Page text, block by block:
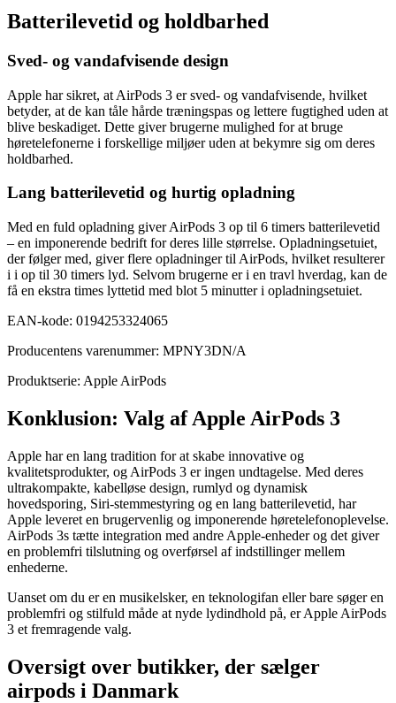
Batterilevetid og holdbarhed
Sved- og vandafvisende design
Apple har sikret, at AirPods 3 er sved- og vandafvisende, hvilket
betyder, at de kan tåle hårde træningspas og lettere fugtighed uden at
blive beskadiget. Dette giver brugerne mulighed for at bruge
høretelefonerne i forskellige miljøer uden at bekymre sig om deres
holdbarhed.
Lang batterilevetid og hurtig opladning
Med en fuld opladning giver AirPods 3 op til 6 timers batterilevetid
– en imponerende bedrift for deres lille størrelse. Opladningsetuiet,
der følger med, giver flere opladninger til AirPods, hvilket resulterer
i i op til 30 timers lyd. Selvom brugerne er i en travl hverdag, kan de
få en ekstra times lyttetid med blot 5 minutter i opladningsetuiet.
EAN-kode: 0194253324065
Producentens varenummer: MPNY3DN/A
Produktserie: Apple AirPods
Konklusion: Valg af Apple AirPods 3
Apple har en lang tradition for at skabe innovative og
kvalitetsprodukter, og AirPods 3 er ingen undtagelse. Med deres
ultrakompakte, kabelløse design, rumlyd og dynamisk
hovedsporing, Siri-stemmestyring og en lang batterilevetid, har
Apple leveret en brugervenlig og imponerende høretelefonoplevelse.
AirPods 3s tætte integration med andre Apple-enheder og det giver
en problemfri tilslutning og overførsel af indstillinger mellem
enhederne.
Uanset om du er en musikelsker, en teknologifan eller bare søger en
problemfri og stilfuld måde at nyde lydindhold på, er Apple AirPods
3 et fremragende valg.
Oversigt over butikker, der sælger
airpods i Danmark